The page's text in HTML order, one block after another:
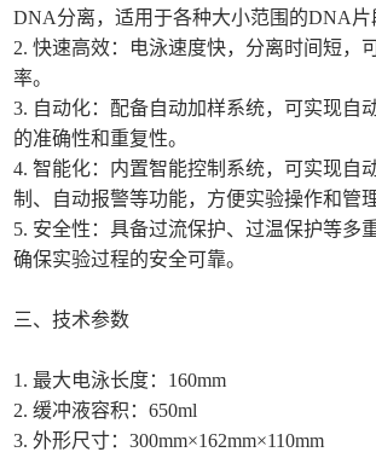
DNA分离，适用于各种大小范围的DNA片
2. 快速高效：电泳速度快，分离时间短，
率。
3. 自动化：配备自动加样系统，可实现自
的准确性和重复性。
4. 智能化：内置智能控制系统，可实现自
制、自动报警等功能，方便实验操作和管理
5. 安全性：具备过流保护、过温保护等多
确保实验过程的安全可靠。
三、技术参数
1. 最大电泳长度：160mm
2. 缓冲液容积：650ml
3. 外形尺寸：300mm×162mm×110mm